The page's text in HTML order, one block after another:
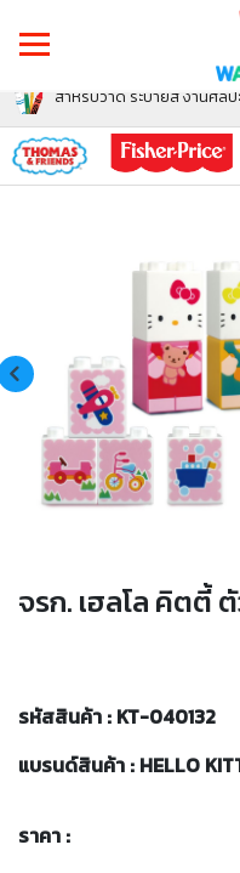
สำหรับวาด ระบายสี งานศิลป
จรก. เฮลโล คิตตี้
รหัสสินค้า : KT-040132
แบรนด์สินค้า : HELLO
ราคา :